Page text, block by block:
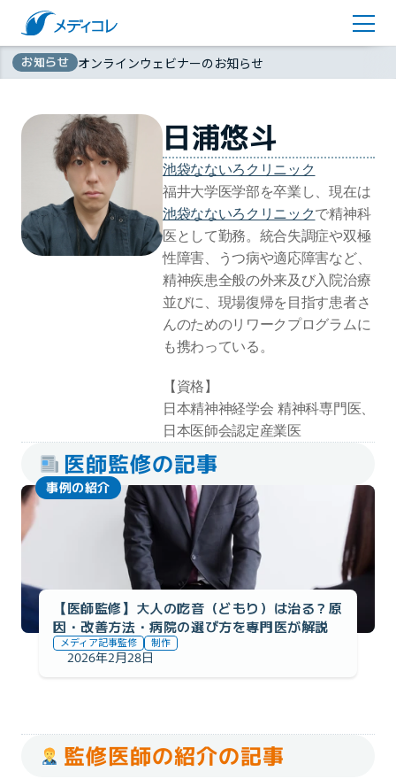
お知らせ オンラインウェビナーのお知らせ
お問い合わせ
無 資料ダウンロード
日浦悠斗
池袋なないろクリニック
福井大学医学部を卒業し、現在は
池袋なないろクリニックで精神科
医として勤務。統合失調症や双極
性障害、うつ病や適応障害など、
精神疾患全般の外来及び入院治療
並びに、現場復帰を目指す患者さ
んのためのリワークプログラムに
も携わっている。
【資格】
日本精神神経学会 精神科専門医、
日本医師会認定産業医
医師監修の記事
事例の紹介
【医師監修】大人の吃音（どもり）は治る？原
因・改善方法・病院の選び方を専門医が解説
メディア記事監修 制作
2026年2月28日
監修医師の紹介の記事